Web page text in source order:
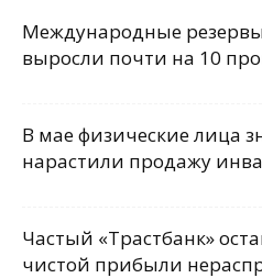
Международные
выросли почти на 10
В мае физические лица
нарастили продажу
Частый «Трастбанк»
чистой прибыли